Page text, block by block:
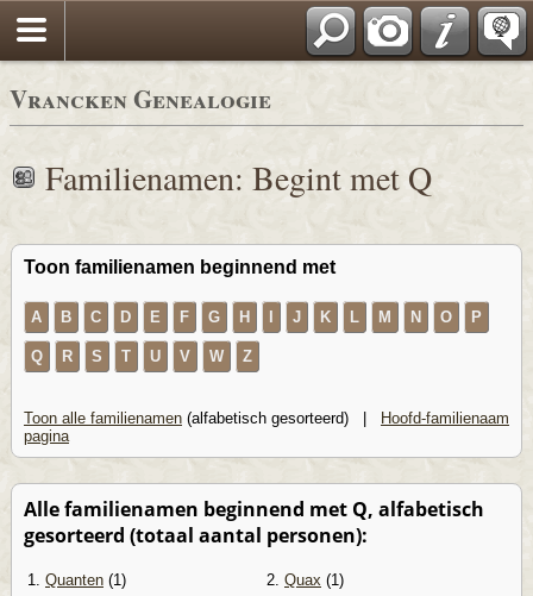
Vrancken Genealogie
Familienamen: Begint met Q
Toon familienamen beginnend met
A B C D E F G H J K L M N O P
Q R S T U V W Z
Toon alle familienamen (alfabetisch gesorteerd) |
Hoofd-familienaam
pagina
Alle familienamen beginnend met Q, alfabetisch
gesorteerd (totaal aantal personen):
1. Quanten (1) 2. Quax (1)